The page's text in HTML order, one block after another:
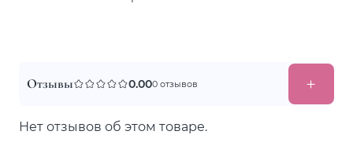
Отзывы 0.000 отзывов
Нет отзывов об этом товаре.